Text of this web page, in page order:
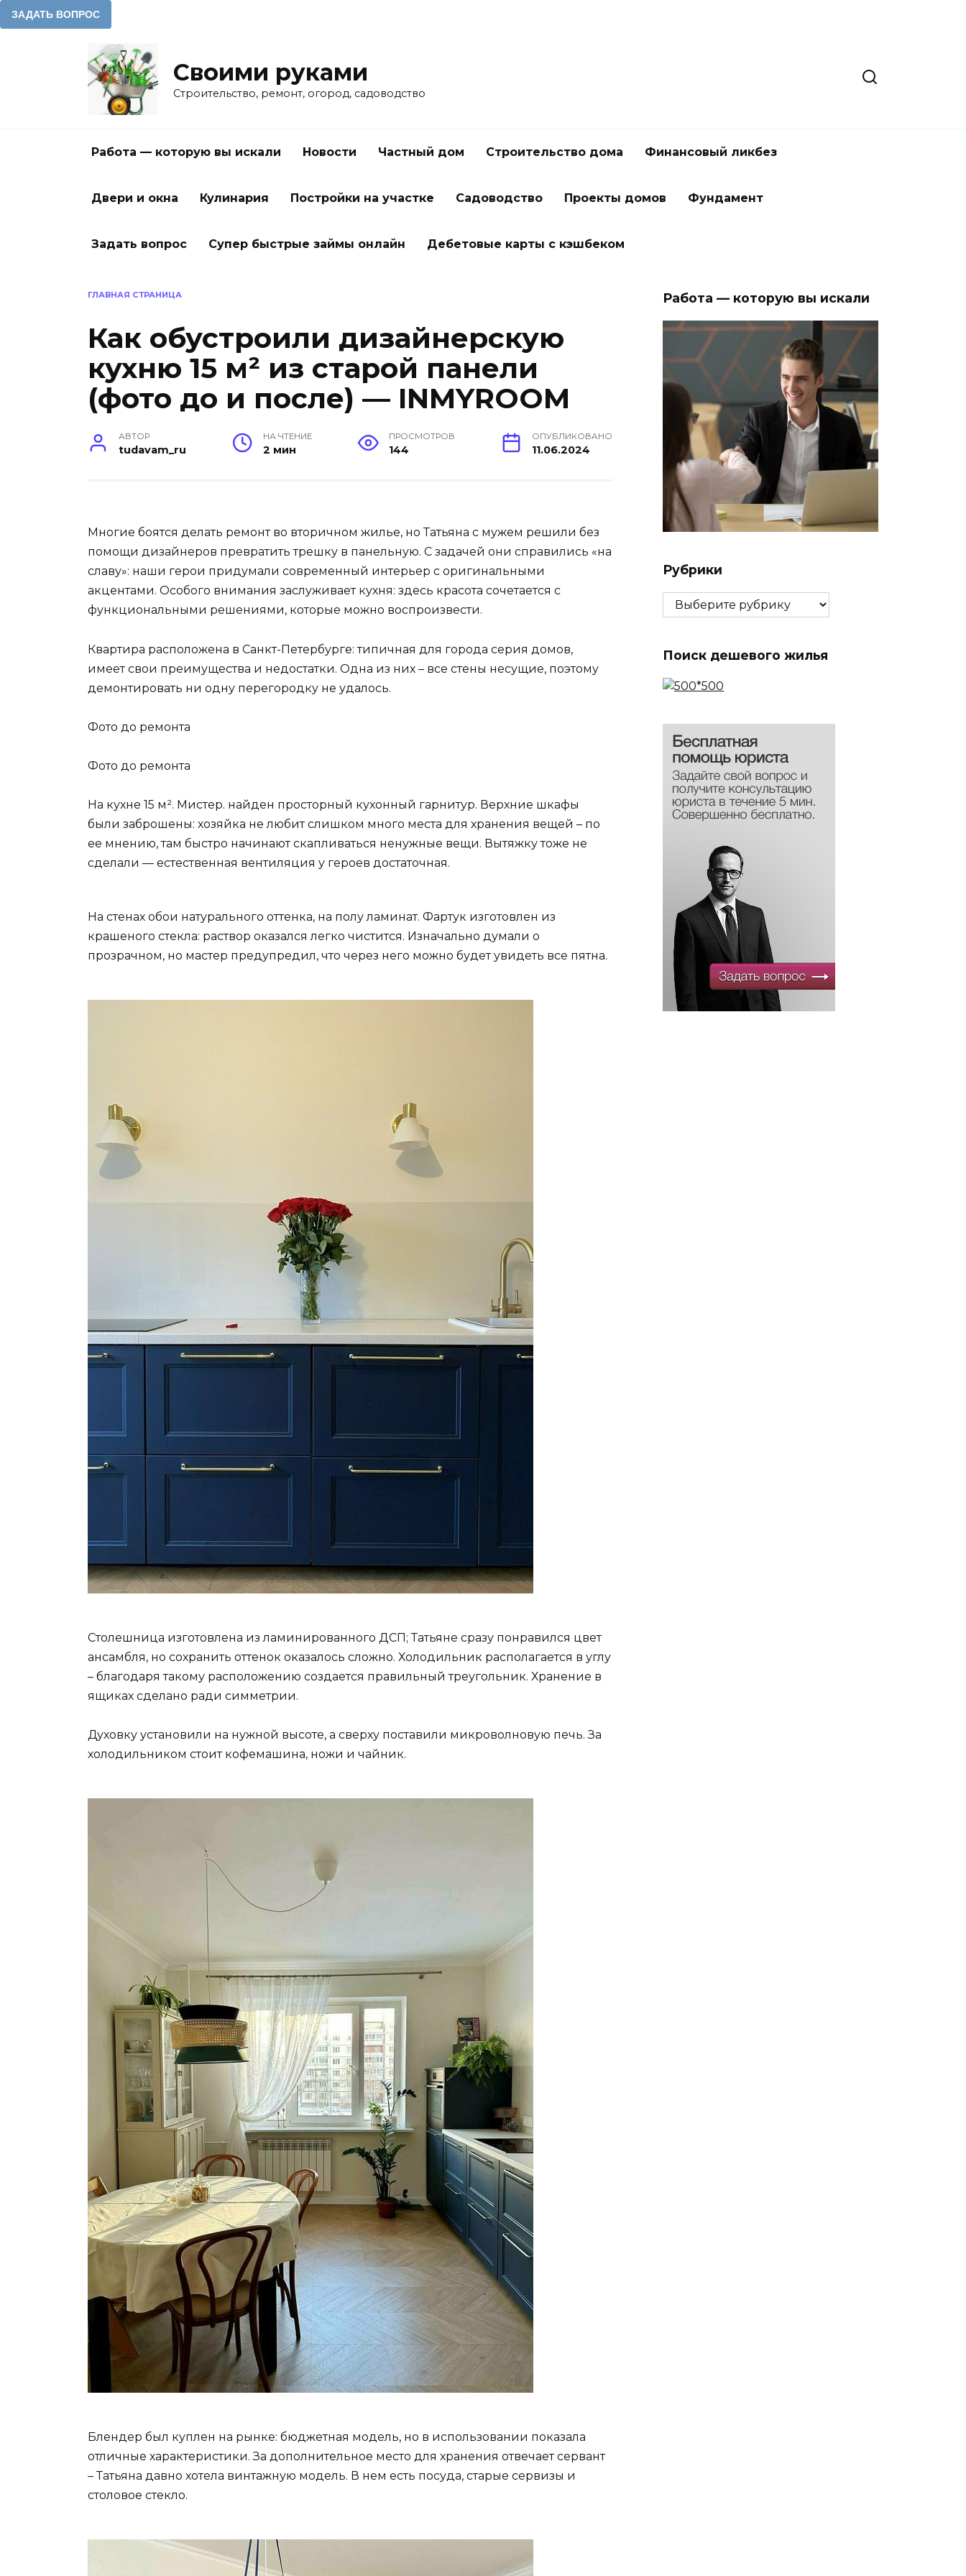
Своими руками
Строительство, ремонт, огород, садоводство
Работа — которую вы искали Новости Частный дом Строительство дома Финансовый ликбез
Двери и окна Кулинария Постройки на участке Садоводство Проекты домов Фундамент
Задать вопрос Супер быстрые займы онлайн Дебетовые карты с кэшбеком
ГЛАВНАЯ СТРАНИЦА
Как обустроили дизайнерскую
кухню 15 м² из старой панели
(фото до и после) — INMYROOM
АВТОР
tudavam_ru
НА ЧТЕНИЕ
2 мин
ПРОСМОТРОВ
144
ОПУБЛИКОВАНО
11.06.2024
Многие боятся делать ремонт во вторичном жилье, но Татьяна с мужем решили без
помощи дизайнеров превратить трешку в панельную. С задачей они справились «на
славу»: наши герои придумали современный интерьер с оригинальными
акцентами. Особого внимания заслуживает кухня: здесь красота сочетается с
функциональными решениями, которые можно воспроизвести.
Квартира расположена в Санкт-Петербурге: типичная для города серия домов,
имеет свои преимущества и недостатки. Одна из них – все стены несущие, поэтому
демонтировать ни одну перегородку не удалось.
Фото до ремонта
Фото до ремонта
На кухне 15 м². Мистер. найден просторный кухонный гарнитур. Верхние шкафы
были заброшены: хозяйка не любит слишком много места для хранения вещей – по
ее мнению, там быстро начинают скапливаться ненужные вещи. Вытяжку тоже не
сделали — естественная вентиляция у героев достаточная.
На стенах обои натурального оттенка, на полу ламинат. Фартук изготовлен из
крашеного стекла: раствор оказался легко чистится. Изначально думали о
прозрачном, но мастер предупредил, что через него можно будет увидеть все пятна.
Столешница изготовлена ​​из ламинированного ДСП; Татьяне сразу понравился цвет
ансамбля, но сохранить оттенок оказалось сложно. Холодильник располагается в углу
– благодаря такому расположению создается правильный треугольник. Хранение в
ящиках сделано ради симметрии.
Духовку установили на нужной высоте, а сверху поставили микроволновую печь. За
холодильником стоит кофемашина, ножи и чайник.
Блендер был куплен на рынке: бюджетная модель, но в использовании показала
отличные характеристики. За дополнительное место для хранения отвечает сервант
– Татьяна давно хотела винтажную модель. В нем есть посуда, старые сервизы и
столовое стекло.
Работа — которую вы искали
Рубрики
Рубрики
Поиск дешевого жилья